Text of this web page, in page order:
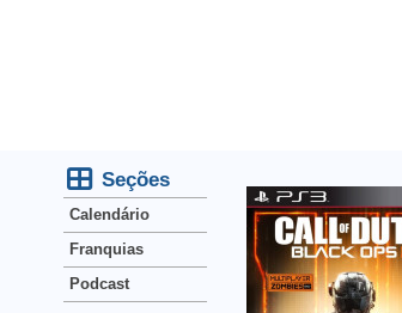
Seções
Calendário
Franquias
Podcast